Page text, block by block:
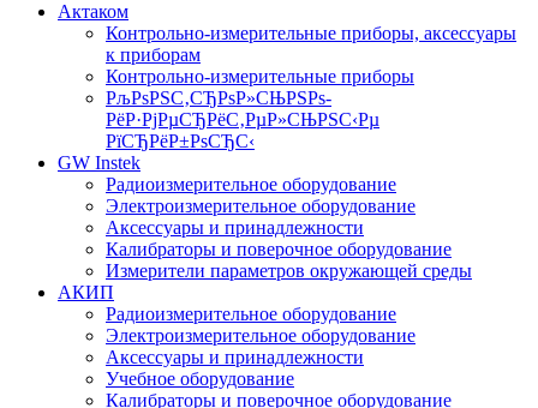
Актаком
Контрольно-измерительные приборы, аксессуары
к приборам
Контрольно-измерительные приборы
РљРѕРЅС‚СЂРѕР»СЊРЅРѕ-
РёР·РјРµСЂРёС‚РµР»СЊРЅС‹Рµ
РїСЂРёР±РѕСЂС‹
GW Instek
Радиоизмерительное оборудование
Электроизмерительное оборудование
Аксессуары и принадлежности
Калибраторы и поверочное оборудование
Измерители параметров окружающей среды
АКИП
Радиоизмерительное оборудование
Электроизмерительное оборудование
Аксессуары и принадлежности
Учебное оборудование
Калибраторы и поверочное оборудование